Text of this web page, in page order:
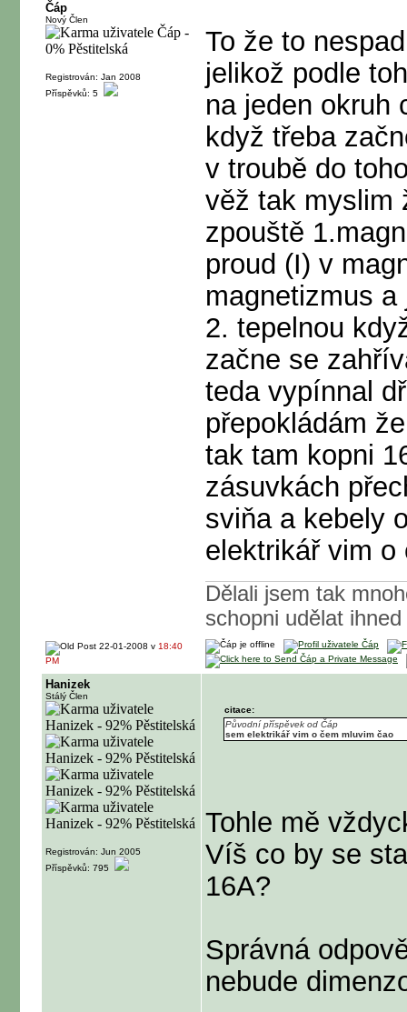
Čáp
Nový Člen
Registrován: Jan 2008
Příspěvků: 5
To že to
jelikož podle
na jeden okruh
když třeba
v troubě do
věž tak myslim
zpouště
proud (I) v
magnetizmus
2. tepelnou
začne se
teda vypínnal
přepokládám
tak tam kopni
zásuvkách
sviňa a kebely
elektrikář vim o
Dělali jsem tak
schopni udělat
22-01-2008 v 18:40
PM
Hanizek
Stálý Člen
Registrován: Jun 2005
Příspěvků: 795
citace:
Původní příspěvek od Čáp
sem elektrikář vim o čem mluvim čao
Tohle mě
Víš co by se
16A?
Správná
nebude